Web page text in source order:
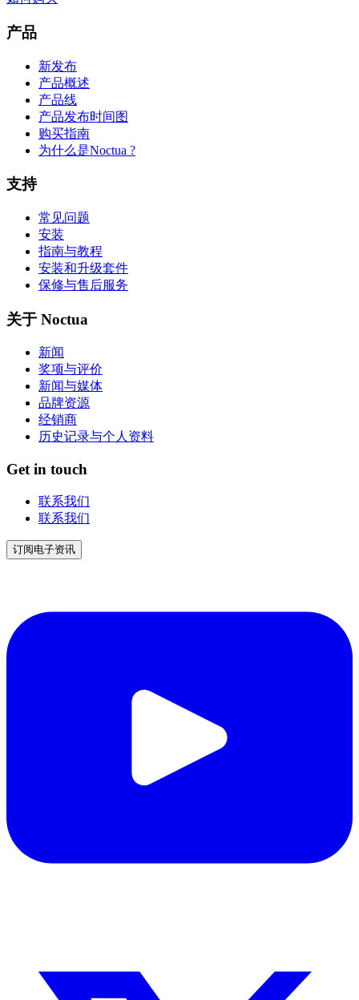
产品
新发布
产品概述
产品线
产品发布时间图
购买指南
为什么是Noctua ?
支持
常见问题
安装
指南与教程
安装和升级套件
保修与售后服务
关于 Noctua
新闻
奖项与评价
新闻与媒体
品牌资源
经销商
历史记录与个人资料
Get in touch
联系我们
联系我们
订阅电子资讯